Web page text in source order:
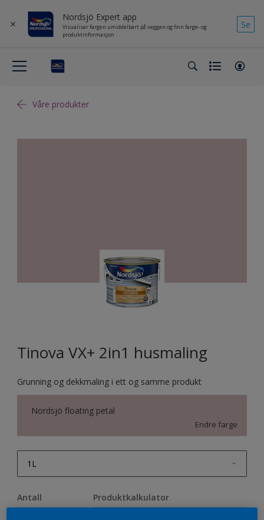
Nordsjö Expert app
Visualiser fargen umiddelbart på veggen og finn farge- og
produktinformasjon
Se
Våre produkter
Tinova VX+ 2in1 husmaling
Grunning og dekkmaling i ett og samme produkt
Nordsjö floating petal
Endre farge
1L
2,5L
Antall Produktkalkulator